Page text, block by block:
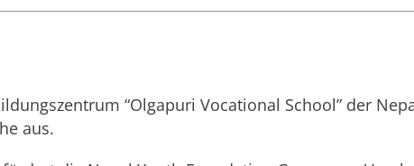
“Olgapuri Vocational School” der
aus.